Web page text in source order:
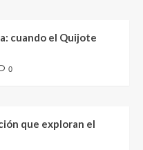
cuando el Quijote
0
que exploran el